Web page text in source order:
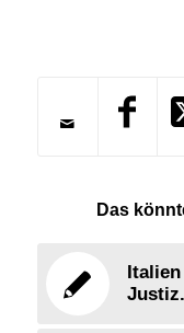
Das
Justiz.